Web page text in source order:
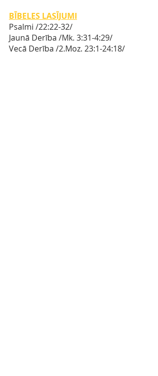
BĪBELES LASĪJUMI
Psalmi /22:22-32/
Jaunā Derība /Mk. 3:31-4:29/
Vecā Derība /2.Moz. 23:1-24:18/